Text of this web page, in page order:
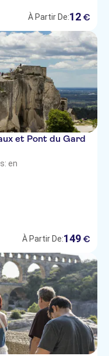
À Partir De:12 €
et Pont du Gard
en
À Partir De:149 €